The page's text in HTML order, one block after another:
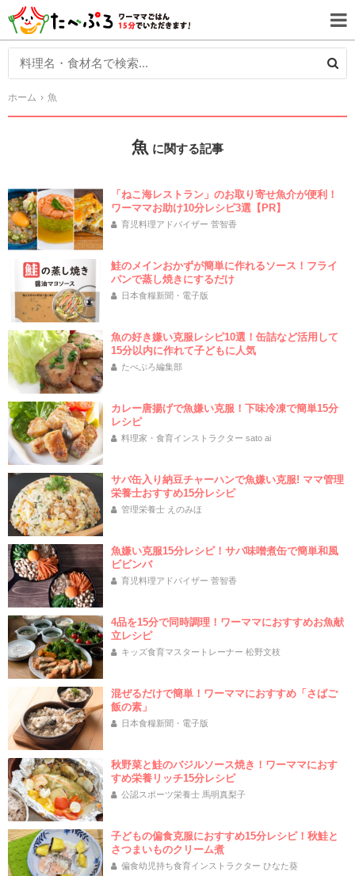
ホーム 魚
魚 に関する記事
「ねこ海レストラン」のお取り寄せ魚介が便利！
ワーママお助け10分レシピ3選【PR】
育児料理アドバイザー 菅智香
鮭のメインおかずが簡単に作れるソース！フライ
パンで蒸し焼きにするだけ
日本食糧新聞・電子版
魚の好き嫌い克服レシピ10選！缶詰など活用して
15分以内に作れて子どもに人気
たべぷろ編集部
カレー唐揚げで魚嫌い克服！下味冷凍で簡単15分
レシピ
料理家・食育インストラクター sato ai
サバ缶入り納豆チャーハンで魚嫌い克服! ママ管理
栄養士おすすめ15分レシピ
管理栄養士 えのみほ
魚嫌い克服15分レシピ！サバ味噌煮缶で簡単和風
ビビンバ
育児料理アドバイザー 菅智香
4品を15分で同時調理！ワーママにおすすめお魚献
立レシピ
キッズ食育マスタートレーナー 松野文枝
混ぜるだけで簡単！ワーママにおすすめ「さばご
飯の素」
日本食糧新聞・電子版
秋野菜と鮭のバジルソース焼き！ワーママにおす
すめ栄養リッチ15分レシピ
公認スポーツ栄養士 馬明真梨子
子どもの偏食克服におすすめ15分レシピ！秋鮭と
さつまいものクリーム煮
偏食幼児持ち食育インストラクター ひなた葵